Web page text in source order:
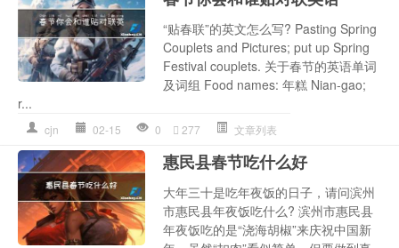
“贴春联”的英文怎么写? Pasting Spring
Couplets and Pictures; put up Spring
Festival couplets. 关于春节的英语单词
及词组 Food names: 年糕 Nian-gao;
r...
cjn 02-15 0 277 文章列表
惠民县春节吃什么好
大年三十是吃年夜饭的日子，请问滨州
市惠民县年夜饭吃什么? 滨州市惠民县
年夜饭吃的是“浇海胡椒”来庆祝中国新